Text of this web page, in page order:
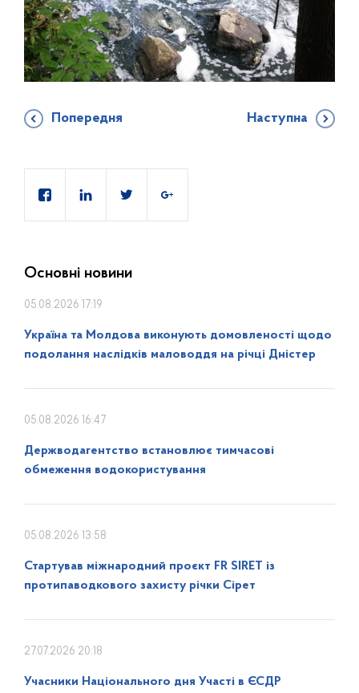
Попередня Наступна
Основні новини
05.08.2026 17:19
Україна та Молдова виконують домовленості щодо
подолання наслідків маловоддя на річці Дністер
05.08.2026 16:47
Держводагентство встановлює тимчасові
обмеження водокористування
05.08.2026 13:58
Стартував міжнародний проєкт FR SIRET із
протипаводкового захисту річки Сірет
27.07.2026 20:18
Учасники Національного дня Участі в ЄСДР